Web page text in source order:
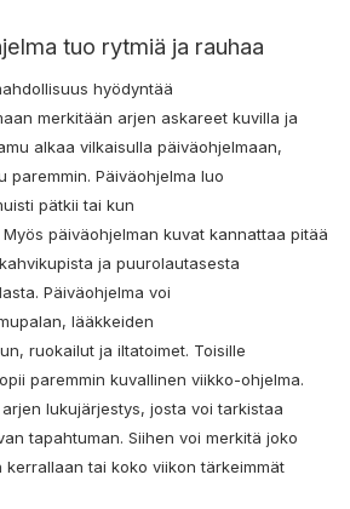
tuo rytmiä ja rauhaa
hyödyntää
merkitään arjen askareet kuvilla ja
alkaa vilkaisulla päiväohjelmaan,
paremmin. Päiväohjelma luo
pätkii tai kun
päiväohjelman kuvat kannattaa pitää
ja puurolautasesta
Päiväohjelma voi
lääkkeiden
ruokailut ja iltatoimet. Toisille
paremmin kuvallinen viikko-ohjelma.
lukujärjestys, josta voi tarkistaa
tapahtuman. Siihen voi merkitä joko
tai koko viikon tärkeimmät